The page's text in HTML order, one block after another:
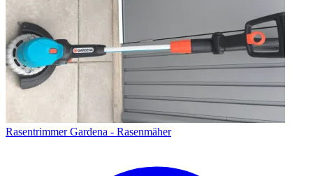
Rasentrimmer Gardena - Rasenmäher